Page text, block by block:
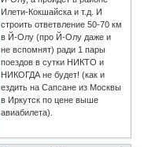
Илети-Кокшайска и т.д. И
строить ответвление 50-70 км
в Й-Олу (про Й-Олу даже и
не вспомнят) ради 1 пары
поездов в сутки НИКТО и
НИКОГДА не будет! (как и
ездить на Сапсане из Москвы
в Иркутск по цене выше
авиабилета).